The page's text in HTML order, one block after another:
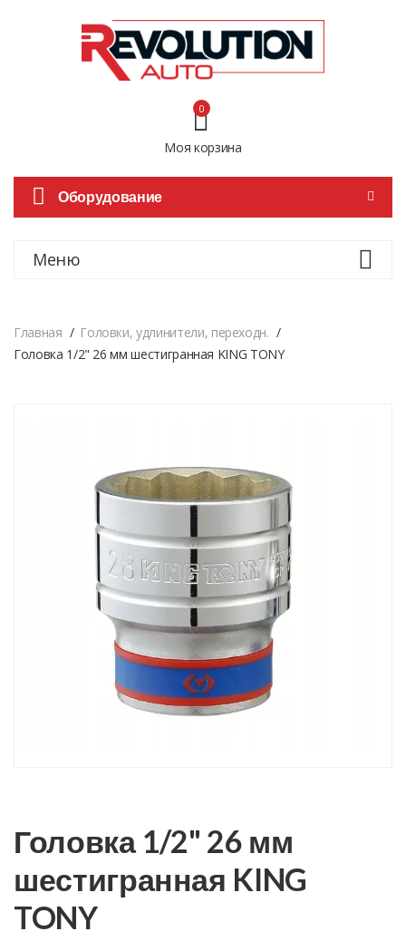
Моя корзина
0
Оборудование
Меню
Главная
Головки, удлинители, переходн.
Головка 1/2" 26 мм шестигранная KING TONY
Головка 1/2" 26 мм
шестигранная KING
TONY